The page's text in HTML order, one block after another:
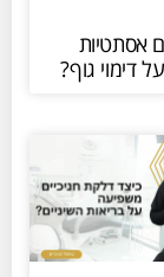
אסתטיות
דימוי גוף?